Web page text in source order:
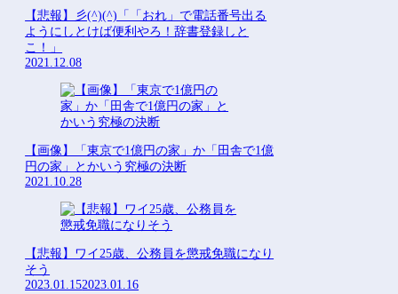
【悲報】彡(^)(^)「「おれ」で電話番号出る
ようにしとけば便利やろ！辞書登録しと
こ！」
2021.12.08
【画像】「東京で1億円の家」か「田舎で1億
円の家」とかいう究極の決断
2021.10.28
【悲報】ワイ25歳、公務員を懲戒免職になり
そう
2023.01.152023.01.16